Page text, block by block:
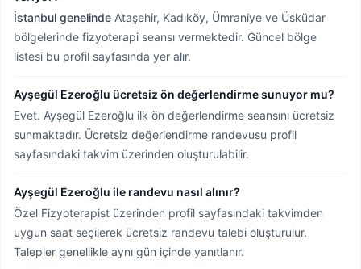
İstanbul genelinde Ataşehir, Kadıköy, Ümraniye ve Üsküdar
bölgelerinde fizyoterapi seansı vermektedir. Güncel bölge
listesi bu profil sayfasında yer alır.
Ayşegül Ezeroğlu ücretsiz ön değerlendirme sunuyor mu?
Evet. Ayşegül Ezeroğlu ilk ön değerlendirme seansını ücretsiz
sunmaktadır. Ücretsiz değerlendirme randevusu profil
sayfasındaki takvim üzerinden oluşturulabilir.
Ayşegül Ezeroğlu ile randevu nasıl alınır?
Özel Fizyoterapist üzerinden profil sayfasındaki takvimden
uygun saat seçilerek ücretsiz randevu talebi oluşturulur.
Talepler genellikle aynı gün içinde yanıtlanır.